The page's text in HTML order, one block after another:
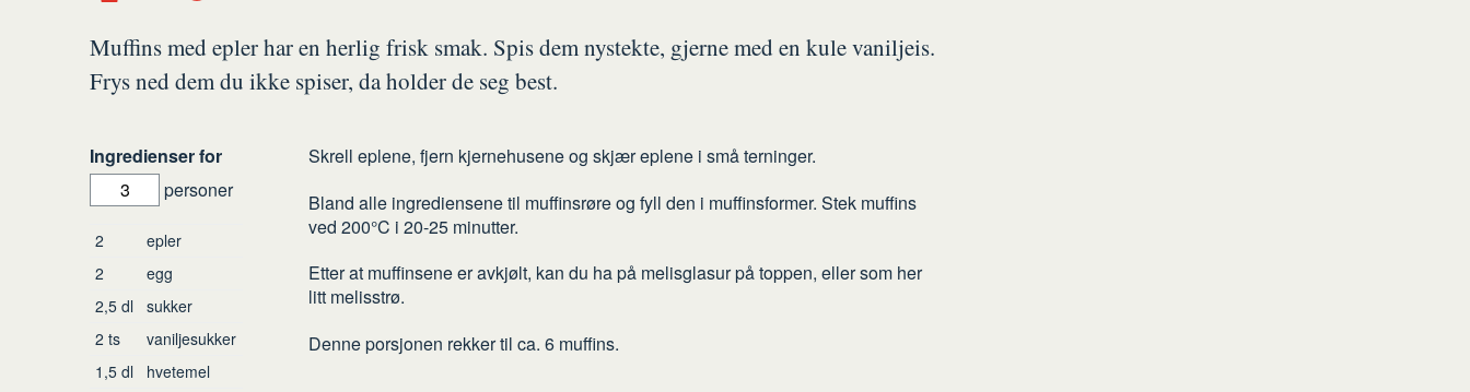
Muffins med epler har en herlig frisk smak. Spis dem nystekte, gjerne med en kule vaniljeis.
Frys ned dem du ikke spiser, da holder de seg best.
Ingredienser for
personer
Ingredienser
2
epler
2
egg
2,5 dl
sukker
2 ts
vaniljesukker
1,5 dl
hvetemel
Slik
du
Skrell eplene, fjern kjernehusene og skjær eplene i små terninger.
Bland alle ingrediensene til muffinsrøre og fyll den i muffinsformer. Stek muffins
ved 200°C i 20-25 minutter.
Etter at muffinsene er avkjølt, kan du ha på melisglasur på toppen, eller som her
litt melisstrø.
Denne porsjonen rekker til ca. 6 muffins.